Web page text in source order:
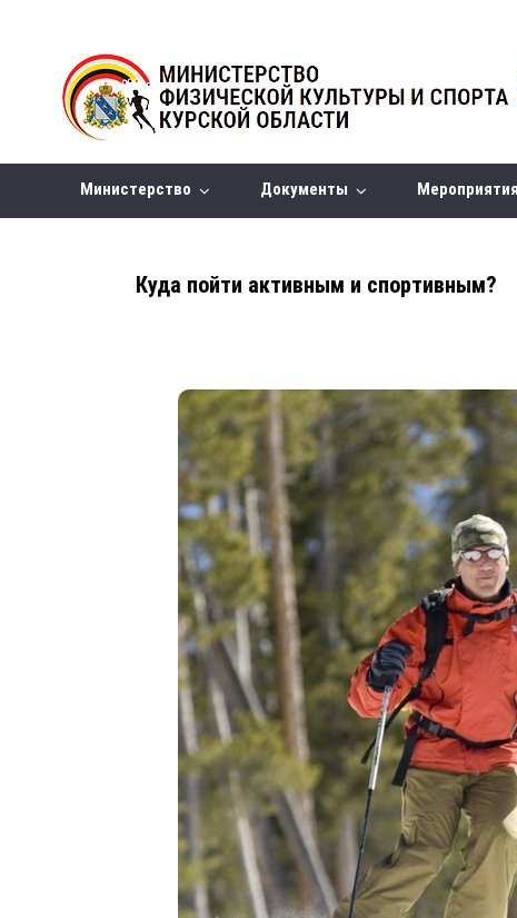
Министерство Документы Мероприятия
Куда пойти активным и спортивным?